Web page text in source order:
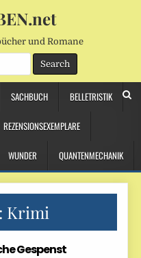
und Romane
SACHBUCH BELLETRISTIK
REZENSIONSEXEMPLARE
WUNDER QUANTENMECHANIK
Krimi
Gespenst